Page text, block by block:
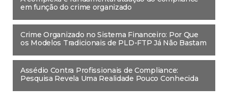
em função do crime organizado
Crime Organizado no Sistema Financeiro: Por Que
os Modelos Tradicionais de PLD-FTP Já Não Bastam
Assédio Contra Profissionais de Compliance:
Pesquisa Revela Uma Realidade Pouco Conhecida